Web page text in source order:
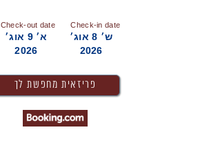
Check-in date
ש׳ 8 אוג׳
2026
Check-out date
א׳ 9 אוג׳
2026